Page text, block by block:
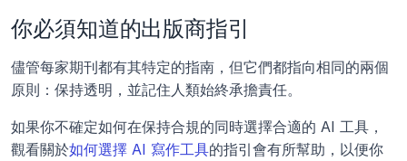
你必須知道的出版商指引
儘管每家期刊都有其特定的指南，但它們都指向相同的兩個
原則：保持透明，並記住人類始終承擔責任。
如果你不確定如何在保持合規的同時選擇合適的 AI 工具，
觀看關於如何選擇 AI 寫作工具的指引會有所幫助，以便你